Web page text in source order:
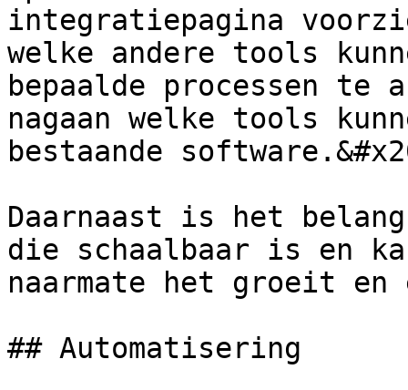
integratiepagina
welke andere tools
bepaalde processen te
nagaan welke tools
bestaande
Daarnaast is het
die schaalbaar is en
naarmate het groeit
## Automatisering